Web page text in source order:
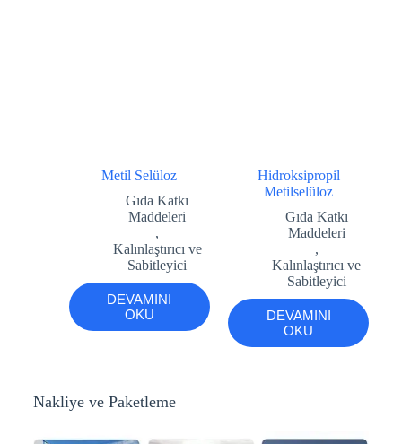
Metil Selüloz
Gıda Katkı
Maddeleri
,
Kalınlaştırıcı ve
Sabitleyici
DEVAMINI
OKU
Hidroksipropil
Metilselüloz
Gıda Katkı
Maddeleri
,
Kalınlaştırıcı ve
Sabitleyici
DEVAMINI
OKU
Nakliye ve Paketleme